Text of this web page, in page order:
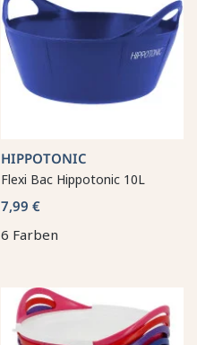
HIPPOTONIC
Flexi Bac Hippotonic 10L
7,99 €
6 Farben